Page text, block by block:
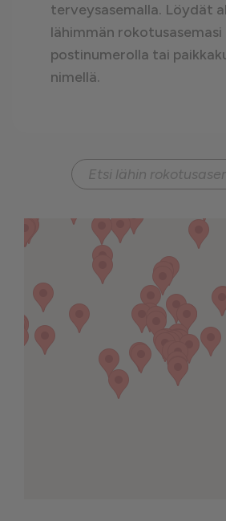
terveysasemalla. Löydät
lähimmän rokotusasemasi
postinumerolla tai
nimellä.